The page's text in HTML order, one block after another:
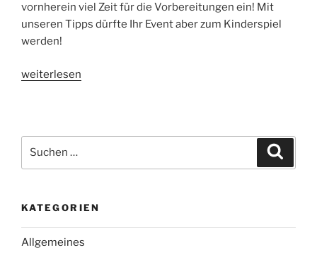
vornherein viel Zeit für die Vorbereitungen ein! Mit
unseren Tipps dürfte Ihr Event aber zum Kinderspiel
werden!
„So
perfekten
Gastgeber
Dinner
mit
Freunden“
weiterlesen
nach:
KATEGORIEN
Allgemeines